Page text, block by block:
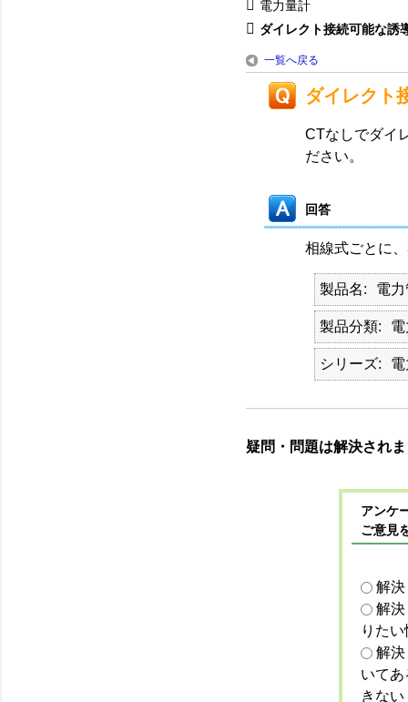
電力量計
ダイレクト接続可能な誘
一覧へ戻る
ダイレクト
CTなしでダイ
ださい。
回答
相線式ごとに
製品名 電
製品分類
シリーズ
疑問・問題は解決され
アンケ
ご意見
解
解
りた
解
いて
きない